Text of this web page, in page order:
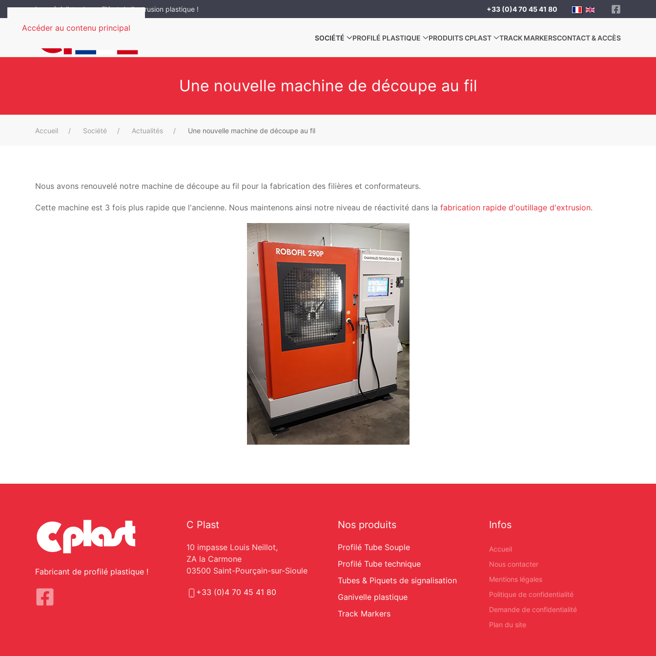
Accéder au contenu principal
Le spécialiste du profilé et de l'extrusion plastique ! +33 (0)4 70 45 41 80
SOCIÉTÉ PROFILÉ PLASTIQUE PRODUITS CPLAST TRACK MARKERSCONTACT & ACCÈS
Une nouvelle machine de découpe au fil
Accueil Société Actualités Une nouvelle machine de découpe au fil
Nous avons renouvelé notre machine de découpe au fil pour la fabrication des filières et conformateurs.
Cette machine est 3 fois plus rapide que l'ancienne. Nous maintenons ainsi notre niveau de réactivité dans la fabrication rapide d'outillage d'extrusion.
Fabricant de profilé plastique !
C Plast
10 impasse Louis Neillot,
ZA la Carmone
03500 Saint-Pourçain-sur-Sioule
+33 (0)4 70 45 41 80
Nos produits
Profilé Tube Souple
Profilé Tube technique
Tubes & Piquets de signalisation
Ganivelle plastique
Track Markers
Infos
Accueil
Nous contacter
Mentions légales
Politique de confidentialité
Demande de confidentialité
Plan du site